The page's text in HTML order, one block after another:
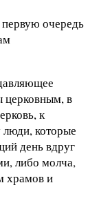
первую очередь
церковным, в
к
которые
день вдруг
либо молча,
храмов и